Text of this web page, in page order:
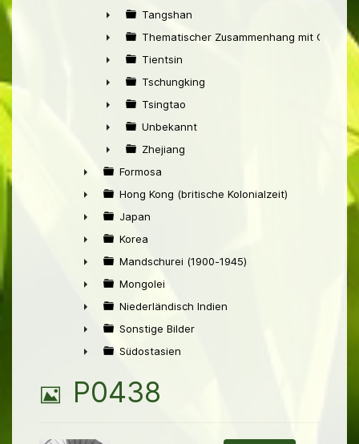
►
►
Tangshan
►
Thematischer Zusammenhang mit China
►
Tientsin
►
Tschungking
►
Tsingtao
►
Unbekannt
►
Zhejiang
►
Formosa
►
Hong Kong (britische Kolonialzeit)
►
Japan
►
Korea
►
Mandschurei (1900-1945)
►
Mongolei
►
Niederländisch Indien
►
Sonstige Bilder
Südostasien
B
P0438